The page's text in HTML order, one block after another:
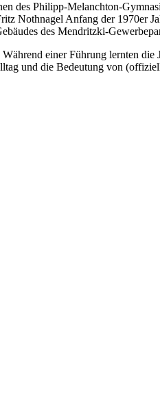
des Philipp-Melanchton-
Nothnagel Anfang der 1970er
des Mendritzki-
einer Führung lernten
und die Bedeutung von